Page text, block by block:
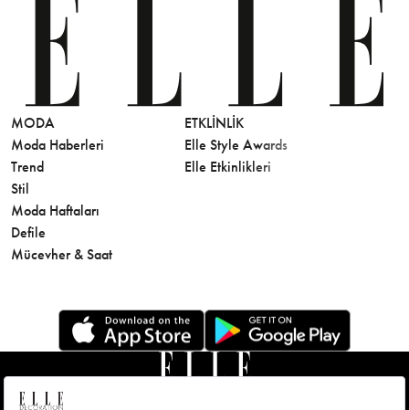
MODA
Moda Haberleri
Trend
Stil
Moda Haftaları
Defile
Mücevher & Saat
ETKLINLIK
Elle Style Awards
Elle Etkinlikleri